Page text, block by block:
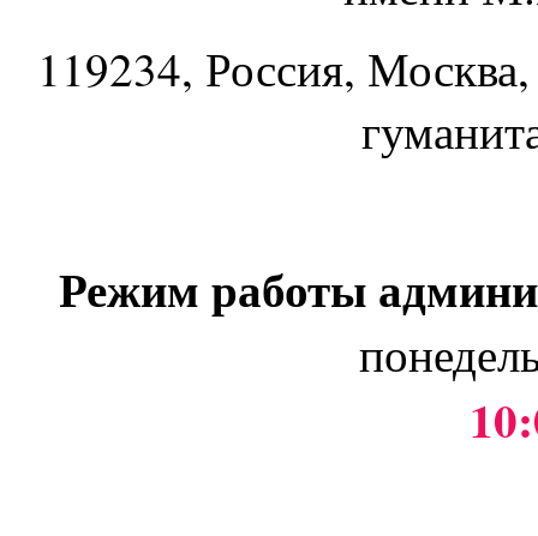
119234, Россия,
Режим работы